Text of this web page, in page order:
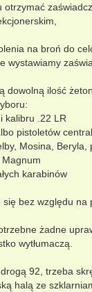
otrzymać
na broń do
wystawiamy
dowolną ilość
kalibru .22 LR
pistoletów
Mosina,
karabinów
bez względu na
żadne
wytłumaczą.
92, trzeba
halą ze